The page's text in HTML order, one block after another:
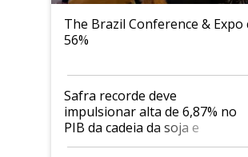
The Brazil Conference & Expo
56%
Safra recorde deve
impulsionar alta de 6,87% no
PIB da cadeia da soja e
biodiesel em 2026